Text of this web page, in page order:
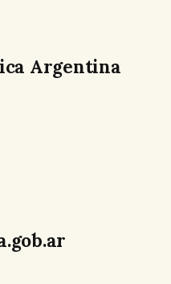
Argentina